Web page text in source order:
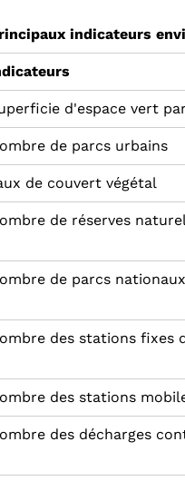
indicateurs
d'espace vert
de parcs urbains
de couvert végétal
de réserves
de parcs nationaux
des stations fixes
des stations
des décharges